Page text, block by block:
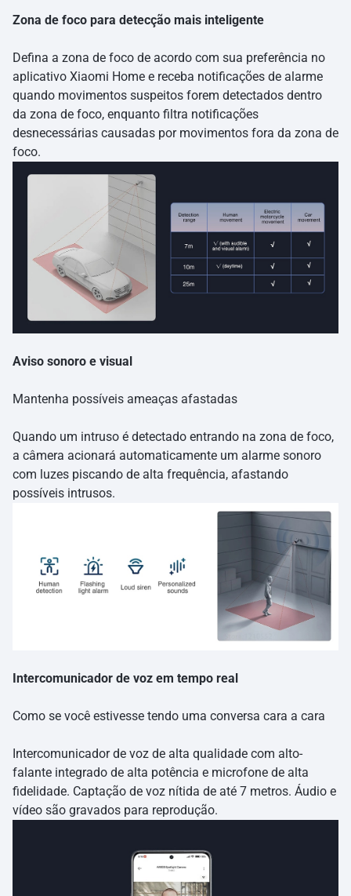
Zona de foco para detecção mais inteligente
Defina a zona de foco de acordo com sua preferência no
aplicativo Xiaomi Home e receba notificações de alarme
quando movimentos suspeitos forem detectados dentro
da zona de foco, enquanto filtra notificações
desnecessárias causadas por movimentos fora da zona de
foco.
Aviso sonoro e visual
Mantenha possíveis ameaças afastadas
Quando um intruso é detectado entrando na zona de foco,
a câmera acionará automaticamente um alarme sonoro
com luzes piscando de alta frequência, afastando
possíveis intrusos.
Intercomunicador de voz em tempo real
Como se você estivesse tendo uma conversa cara a cara
Intercomunicador de voz de alta qualidade com alto-
falante integrado de alta potência e microfone de alta
fidelidade. Captação de voz nítida de até 7 metros. Áudio e
vídeo são gravados para reprodução.